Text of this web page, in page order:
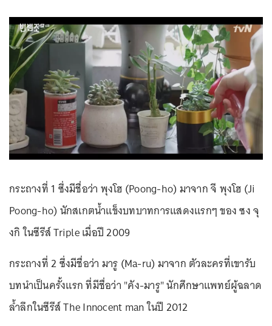
กระถางที่ 1 ซึ่งมีชื่อว่า พุงโฮ (Poong-ho) มาจาก จี พุงโฮ (Ji
Poong-ho) นักสเกตน้ำแข็งบทบาทการแสดงแรกๆ ของ ซง จุ
งกิ ในซีรีส์ Triple เมื่อปี 2009
กระถางที่ 2 ซึ่งมีชื่อว่า มารู (Ma-ru) มาจาก ตัวละครที่เขารับ
บทนำเป็นครั้งแรก ที่มีชื่อว่า "คัง-มารู" นักศึกษาแพทย์ผู้ฉลาด
ล้ำลึกในซีรีส์ The Innocent man ในปี 2012